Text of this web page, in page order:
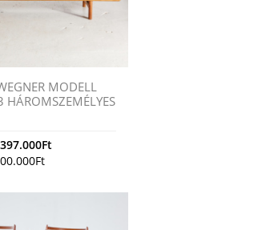
MODELL
HÁROMSZEMÉLYES
Ft
Ft